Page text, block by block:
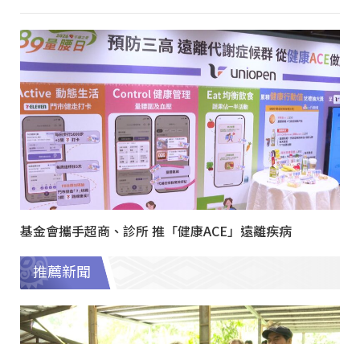
基金會攜手超商、診所 推「健康ACE」遠離疾病
推薦新聞